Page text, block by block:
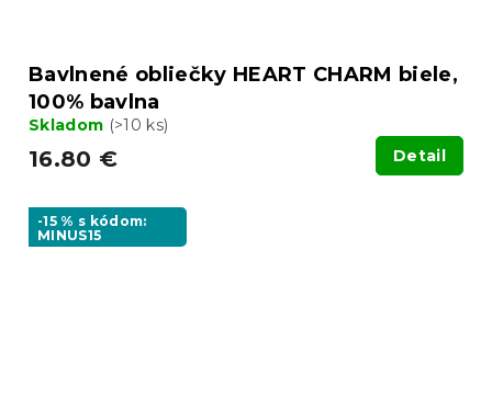
Bavlnené obliečky HEART CHARM biele,
100% bavlna
Skladom (>10 ks)
16.80 € Detail
-15 % s kódom:
MINUS15